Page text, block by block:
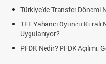
ve Bitiyor?
Sezonda Nasıl
Süreci
Futbol
DGS